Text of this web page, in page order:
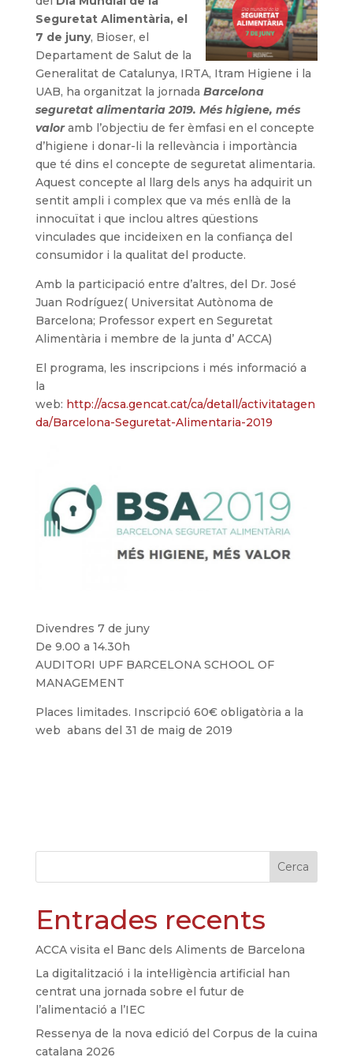
Seguretat Alimentària, el
7 de juny, Bioser, el
Departament de Salut de la
Generalitat de Catalunya, IRTA, Itram Higiene i la
UAB, ha organitzat la jornada Barcelona
seguretat alimentaria 2019. Més higiene, més
valoramb l’objectiu de fer èmfasi en el concepte
d’higiene i donar-li la rellevància i importància
que té dins el concepte de seguretat alimentaria.
Aquest concepte al llarg dels anys ha adquirit un
sentit ampli i complex que va més enllà de la
innocuïtat i que inclou altres qüestions
vinculades que incideixen en la confiança del
consumidor i la qualitat del producte.
Amb la participació entre d’altres, del Dr. José
Juan Rodríguez( Universitat Autònoma de
Barcelona; Professor expert en Seguretat
Alimentària i membre de la junta d’ ACCA)
El programa, les inscripcions i més informació a
la
web: http://acsa.gencat.cat/ca/detall/activitatagen
da/Barcelona-Seguretat-Alimentaria-2019
Divendres 7 de juny
De 9.00 a 14.30h
AUDITORI UPF BARCELONA SCHOOL OF
MANAGEMENT
Places limitades. Inscripció 60€ obligatòria a la
web abans del 31 de maig de 2019
Cerca
Entrades recents
ACCA visita el Banc dels Aliments de Barcelona
La digitalització i la intel·ligència artificial han
centrat una jornada sobre el futur de
l’alimentació a l’IEC
Ressenya de la nova edició del Corpus de la cuina
catalana 2026